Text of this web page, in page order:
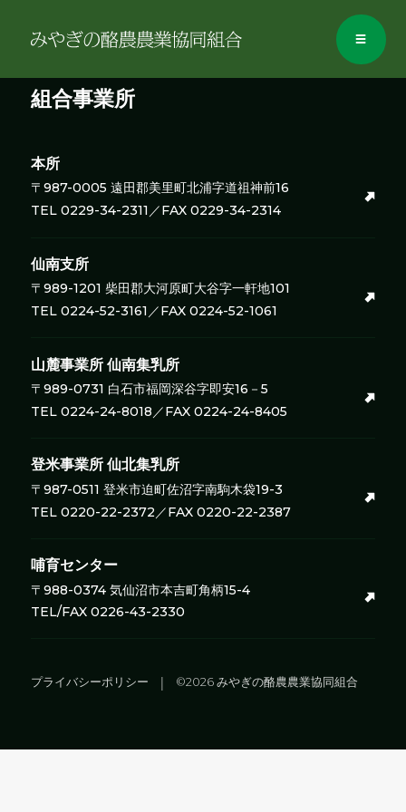
組合事業所
本所
〒987-0005 遠田郡美里町北浦字道祖神前16
TEL 0229-34-2311／FAX 0229-34-2314
仙南支所
〒989-1201 柴田郡大河原町大谷字一軒地101
TEL 0224-52-3161／FAX 0224-52-1061
山麓事業所仙南集乳所
〒989-0731 白石市福岡深谷字即安16－5
TEL 0224-24-8018／FAX 0224-24-8405
登米事業所仙北集乳所
〒987-0511 登米市迫町佐沼字南駒木袋19-3
TEL 0220-22-2372／FAX 0220-22-2387
哺育センター
〒988-0374 気仙沼市本吉町角柄15-4
TEL/FAX 0226-43-2330
プライバシーポリシー ©2026 みやぎの酪農農業協同組合